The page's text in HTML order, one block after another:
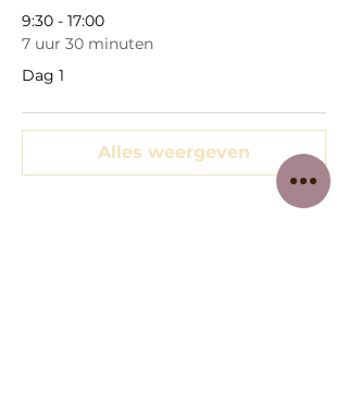
9:30 - 17:00
7 uur 30 minuten
Dag 1
Alles weergeven